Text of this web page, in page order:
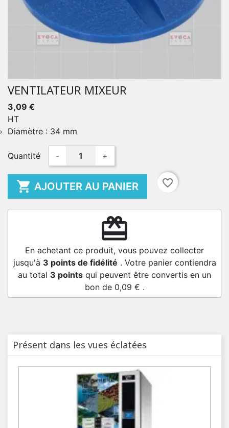
VENTILATEUR MIXEUR
3,09 €
HT
Diamètre : 34 mm
Quantité - +
 AJOUTER AU PANIER favorite_border
redeem
En achetant ce produit, vous pouvez collecter
jusqu'à 3 points de fidélité . Votre panier contiendra
au total 3 points qui peuvent être convertis en un
bon de 0,09 € .
Présent dans les vues éclatées